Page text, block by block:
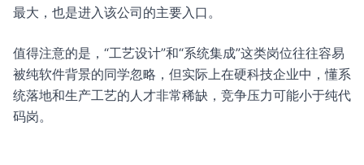
最大，也是进入该公司的主要入口。
值得注意的是，“工艺设计”和“系统集成”这类岗位往往容易
被纯软件背景的同学忽略，但实际上在硬科技企业中，懂系
统落地和生产工艺的人才非常稀缺，竞争压力可能小于纯代
码岗。